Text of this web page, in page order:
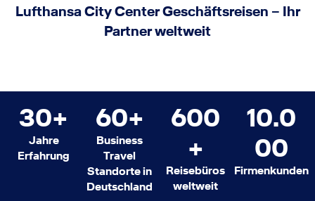
Lufthansa City Center Geschäftsreisen – Ihr
Partner weltweit
30+
Jahre
Erfahrung
60+
Business
Travel
Standorte in
Deutschland
600
+
Reisebüros
weltweit
10.0
00
Firmenkunden